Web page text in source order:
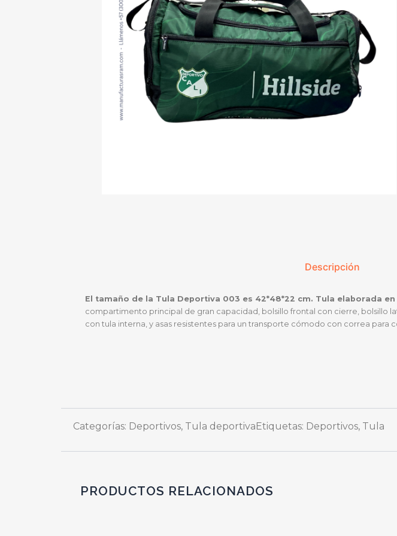
Descripción
El tamaño de la Tula Deportiva 003 es 42*48*22 cm. Tula elaborada
compartimento principal de gran capacidad, bolsillo frontal con cierre, bolsillo
con tula interna, y asas resistentes para un transporte cómodo con correa para
Categorías: Deportivos, Tula deportivaEtiquetas: Deportivos, Tula
PRODUCTOS RELACIONADOS